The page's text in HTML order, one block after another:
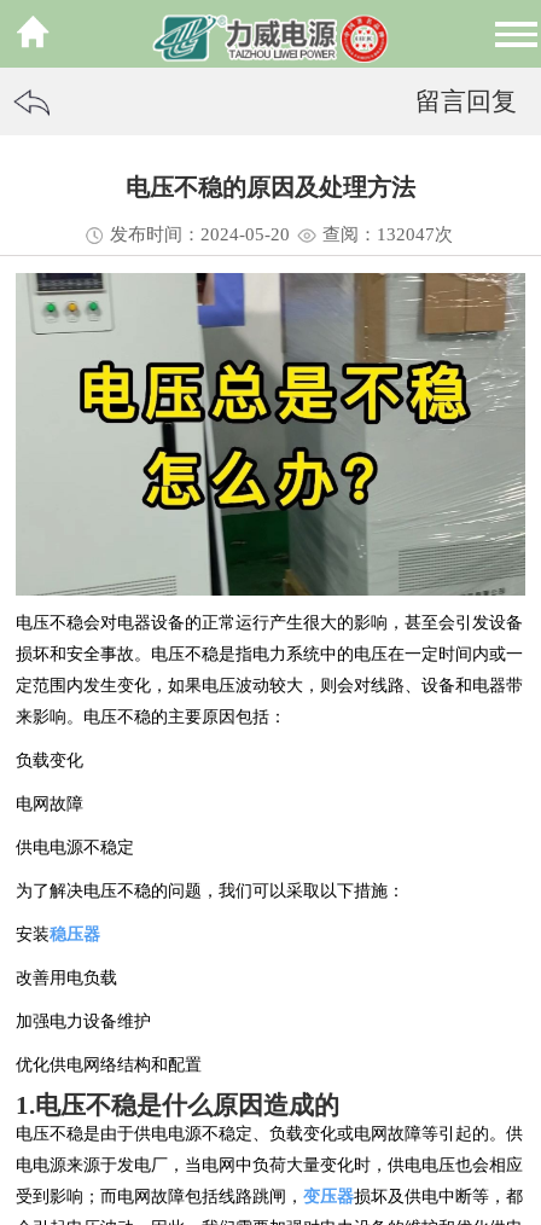
留言回复
电压不稳的原因及处理方法
发布时间：2024-05-20 查阅：132047次
电压不稳会对电器设备的正常运行产生很大的影响，甚至会引发设备
损坏和安全事故。电压不稳是指电力系统中的电压在一定时间内或一
定范围内发生变化，如果电压波动较大，则会对线路、设备和电器带
来影响。电压不稳的主要原因包括：
负载变化
电网故障
供电电源不稳定
为了解决电压不稳的问题，我们可以采取以下措施：
安装稳压器
改善用电负载
加强电力设备维护
优化供电网络结构和配置
1.电压不稳是什么原因造成的
电压不稳是由于供电电源不稳定、负载变化或电网故障等引起的。供
电电源来源于发电厂，当电网中负荷大量变化时，供电电压也会相应
受到影响；而电网故障包括线路跳闸，变压器损坏及供电中断等，都